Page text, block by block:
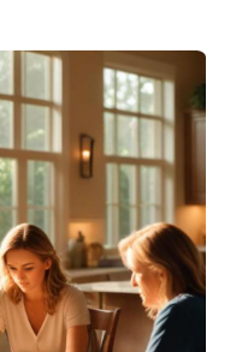
aparecer en
problemas, pero
antes o durante el